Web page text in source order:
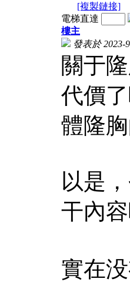
[複製鏈接]
電梯直達
樓主
發表於 2023-
關于
代價
體隆
以是
干內容
實在